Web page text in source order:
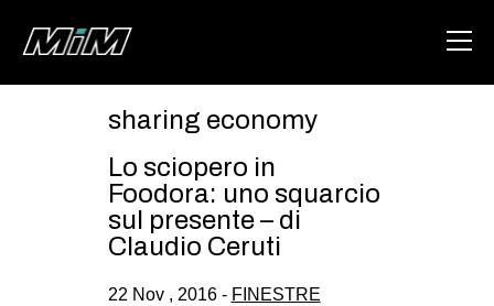
ABOUT
AREA
sharing economy
Lo sciopero in
Foodora: uno squarcio
sul presente – di
Claudio Ceruti
22 Nov , 2016 - FINESTRE